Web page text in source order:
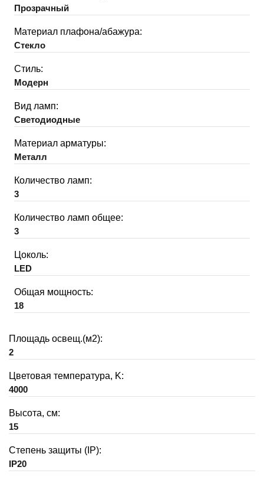
Прозрачный
Материал плафона/абажура:
Стекло
Стиль:
Модерн
Вид ламп:
Светодиодные
Материал арматуры:
Металл
Количество ламп:
3
Количество ламп общее:
3
Цоколь:
LED
Общая мощность:
18
Площадь освещ.(м2):
2
Цветовая температура, K:
4000
Высота, см:
15
Степень защиты (IP):
IP20